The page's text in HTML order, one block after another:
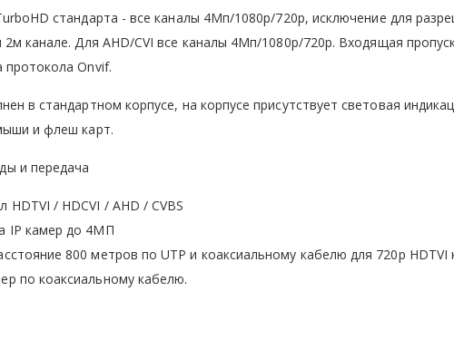
стандарта - все каналы 4Мп/1080p/720p, исключение для
канале. Для AHD/CVI все каналы 4Мп/1080p/720p. Входящая
Onvif.
в стандартном корпусе, на корпусе присутствует световая
и флеш карт.
и передача
HDTVI / HDCVI / AHD / CVBS
IP камер до 4МП
800 метров по UTP и коаксиальному кабелю для 720p HDTVI
по коаксиальному кабелю.